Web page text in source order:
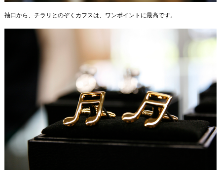
袖口から、チラリとのぞくカフスは、ワンポイントに最高です。